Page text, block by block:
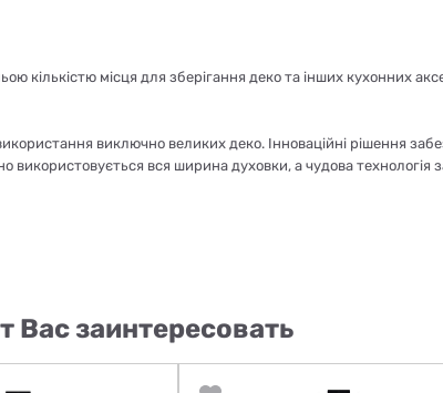
кількістю місця для зберігання деко та інших кухонних
виключно великих деко. Інноваційні рішення
використовується вся ширина духовки, а чудова технологія
заинтересовать